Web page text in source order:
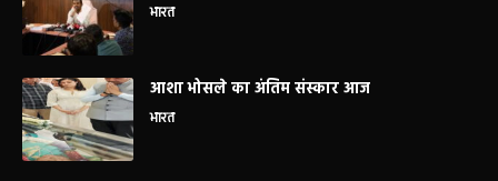
भारत
आशा भोसले का अंतिम संस्कार आज
भारत